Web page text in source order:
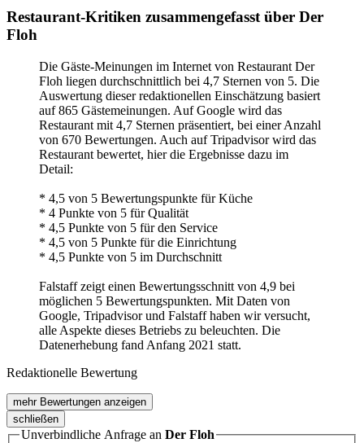
Restaurant-Kritiken zusammengefasst über Der
Floh
Die Gäste-Meinungen im Internet von Restaurant Der
Floh liegen durchschnittlich bei 4,7 Sternen von 5. Die
Auswertung dieser redaktionellen Einschätzung basiert
auf 865 Gästemeinungen. Auf Google wird das
Restaurant mit 4,7 Sternen präsentiert, bei einer Anzahl
von 670 Bewertungen. Auch auf Tripadvisor wird das
Restaurant bewertet, hier die Ergebnisse dazu im
Detail:
* 4,5 von 5 Bewertungspunkte für Küche
* 4 Punkte von 5 für Qualität
* 4,5 Punkte von 5 für den Service
* 4,5 von 5 Punkte für die Einrichtung
* 4,5 Punkte von 5 im Durchschnitt
Falstaff zeigt einen Bewertungsschnitt von 4,9 bei
möglichen 5 Bewertungspunkten. Mit Daten von
Google, Tripadvisor und Falstaff haben wir versucht,
alle Aspekte dieses Betriebs zu beleuchten. Die
Datenerhebung fand Anfang 2021 statt.
Redaktionelle Bewertung
mehr Bewertungen anzeigen
schließen
Unverbindliche Anfrage an Der Floh